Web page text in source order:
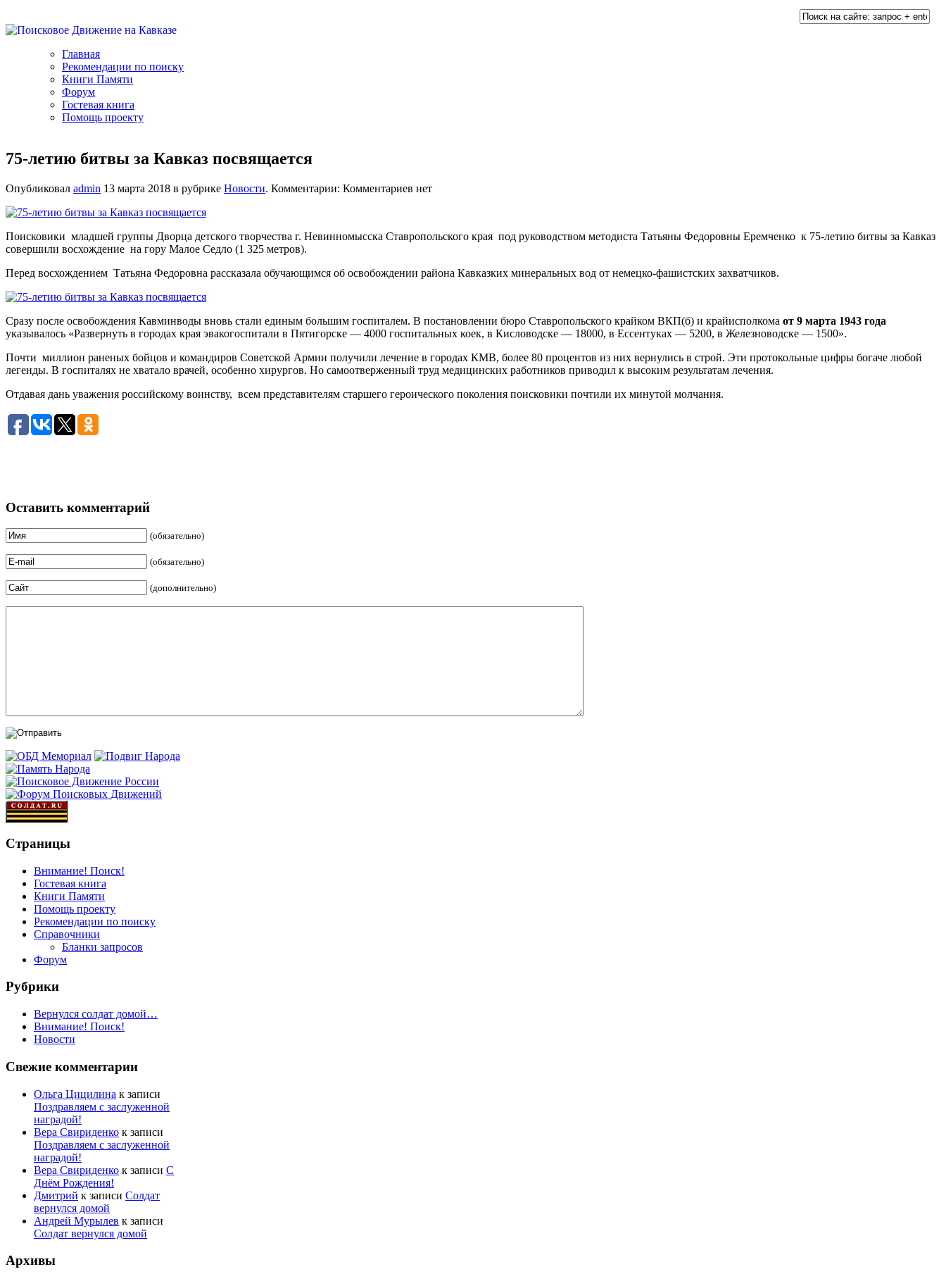
Главная
Рекомендации по поиску
Книги Памяти
Форум
Гостевая книга
Помощь проекту
75-летию битвы за Кавказ посвящается
Опубликовал admin 13 марта 2018 в рубрике Новости. Комментарии: Комментариев нет
Поисковики младшей группы Дворца детского творчества г. Невинномысска Ставропольского края под руководством методиста Татьяны Федоровны Еремченко к 75-летию битвы за Кавказ
совершили восхождение на гору Малое Седло (1 325 метров).
Перед восхождением Татьяна Федоровна рассказала обучающимся об освобождении района Кавказких минеральных вод от немецко-фашистских захватчиков.
Сразу после освобождения Кавминводы вновь стали единым большим госпиталем. В постановлении бюро Ставропольского край­ком ВКП(б) и крайисполкома от 9 марта 1943 года
указывалось «Развернуть в городах края эвакогоспитали в Пятигорске — 4000 госпитальных коек, в Кисловодске — 18000, в Ессентуках — 5200, в Железноводске — 1500».
Почти миллион раненых бойцов и команди­ров Советской Армии получили лечение в городах КМВ, более 80 процен­тов из них вернулись в строй. Эти протокольные цифры богаче любой
леген­ды. В госпиталях не хватало врачей, особенно хирургов. Но самоотверженный труд медицинских работников приводил к вы­соким результатам лечения.
Отдавая дань уважения российскому воинству, всем представителям старшего героического поколения поисковики почтили их минутой молчания.
Оставить комментарий
(обязательно)
(обязательно)
(дополнительно)
Страницы
Внимание! Поиск!
Гостевая книга
Книги Памяти
Помощь проекту
Рекомендации по поиску
Справочники
Бланки запросов
Форум
Рубрики
Вернулся солдат домой…
Внимание! Поиск!
Новости
Свежие комментарии
Ольга Цицилина к записи
Поздравляем с заслуженной
наградой!
Вера Свириденко к записи
Поздравляем с заслуженной
наградой!
Вера Свириденко к записи С
Днём Рождения!
Дмитрий к записи Солдат
вернулся домой
Андрей Мурылев к записи
Солдат вернулся домой
Архивы